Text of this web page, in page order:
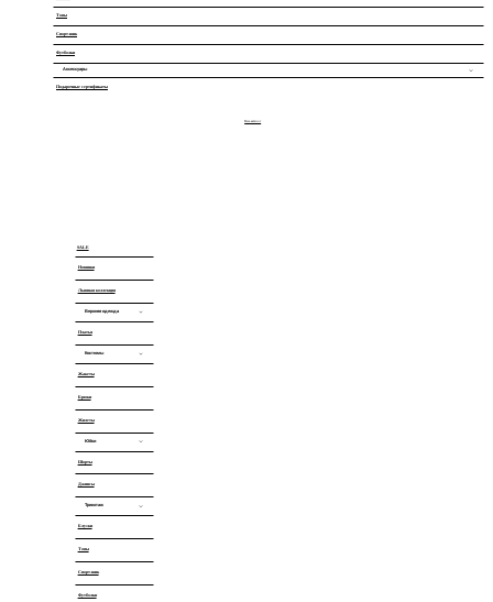
Мини
Кардиганы
Топы
Спорт-шик
Футболки
Аксессуары
Шарфы и шапки
Подарочные сертификаты
Весь каталог
SALE
Новинки
Льняная коллекция
Верхняя одежда
Платья
Костюмы
Жакеты
Брюки
Жилеты
Юбки
Атласные
Шорты
Джинсы
Трикотаж
Блузки
Топы
Спорт-шик
Футболки